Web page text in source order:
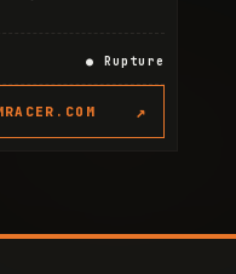
● Rupture
↗